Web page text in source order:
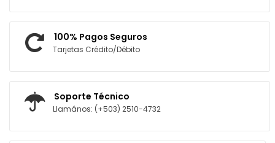
100% Pagos Seguros
Tarjetas Crédito/Débito
Soporte Técnico
Llamános: (+503) 2510-4732